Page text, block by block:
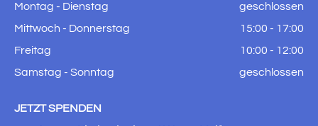
Montag - Dienstag
geschlossen
Mittwoch - Donnerstag
15:00 - 17:00
Freitag
10:00 - 12:00
Samstag - Sonntag
geschlossen
JETZT SPENDEN